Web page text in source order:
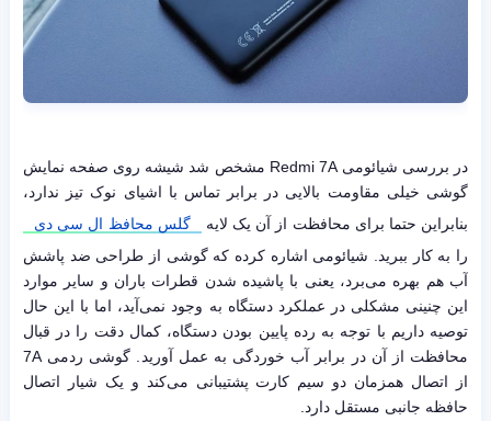
در بررسی شیائومی Redmi 7A مشخص شد شیشه روی صفحه نمایش
گوشی خیلی مقاومت بالایی در برابر تماس با اشیای نوک تیز ندارد،
بنابراین حتما برای محافظت از آن یک لایه
گلس محافظ ال سی دی
را به کار ببرید. شیائومی اشاره کرده که گوشی از طراحی ضد پاشش
آب هم بهره می‌برد، یعنی با پاشیده شدن قطرات باران و سایر موارد
این چنینی مشکلی در عملکرد دستگاه به وجود نمی‌آید، اما با این حال
توصیه داریم با توجه به رده پایین بودن دستگاه، کمال دقت را در قبال
محافظت از آن در برابر آب خوردگی به عمل آورید. گوشی ردمی 7A
از اتصال همزمان دو سیم کارت پشتیبانی می‌کند و یک شیار اتصال
حافظه جانبی مستقل دارد.